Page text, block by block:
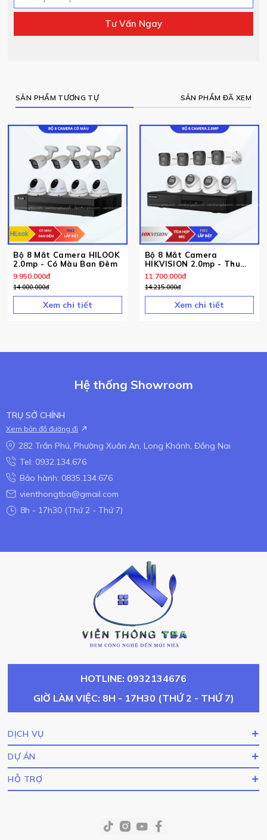
Tư Vấn Ngay
SẢN PHẨM TƯƠNG TỰ SẢN PHẨM ĐÃ XEM
Bộ 8 Mắt Camera HILOOK
2.0mp - Có Màu Ban Đêm
9.950.000đ
14.000.000đ
Xem chi tiết
Bộ 8 Mắt Camera
HIKVISION 2.0mp - Thu
Tiếng
11.700.000đ
14.215.000đ
Xem chi tiết
Hệ thống Showroom
TRỤ SỞ CHÍNH
Xem bản đồ đường đi
282 Trần Phú, Phường Xuân An, Long Khánh, Đồng Nai
Tel: 0932.134.676
Bảo hành: 0835.134.676
vienthongtba@gmail.com
8h - 17h30 (Thứ 2 - Thứ 7)
HOTLINE: 0932134676
GIỜ LÀM VIỆC: 8H - 17H30 (THỨ 2 - THỨ 7)
DỊCH VỤ
DỰ ÁN
HỖ TRỢ